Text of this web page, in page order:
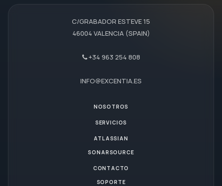
C/GRABADOR ESTEVE 15
46004 VALENCIA (SPAIN)
+34 963 254 808
INFO@EXCENTIA.ES
NOSOTROS
SERVICIOS
ATLASSIAN
SONARSOURCE
CONTACTO
SOPORTE